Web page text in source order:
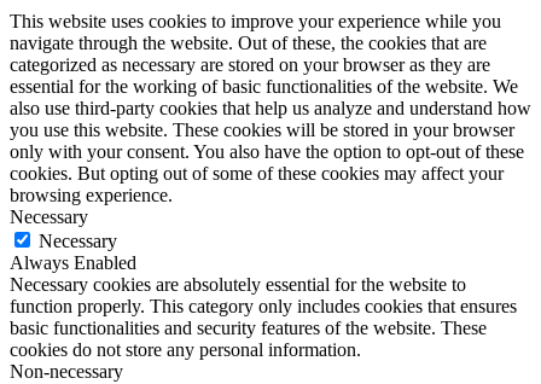
This website uses cookies to improve your experience while you
navigate through the website. Out of these, the cookies that are
categorized as necessary are stored on your browser as they are
essential for the working of basic functionalities of the website. We
also use third-party cookies that help us analyze and understand how
you use this website. These cookies will be stored in your browser
only with your consent. You also have the option to opt-out of these
cookies. But opting out of some of these cookies may affect your
browsing experience.
Necessary
Necessary
Always Enabled
Necessary cookies are absolutely essential for the website to
function properly. This category only includes cookies that ensures
basic functionalities and security features of the website. These
cookies do not store any personal information.
Non-necessary